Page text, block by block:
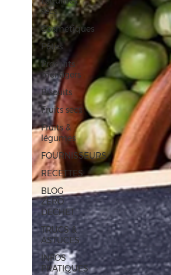
secs
Cosmétiques
Pâtes
Produits
ménagers
Biscuits
Fruits secs
Fruits &
légumes
FOURNISSEURS
RECETTES
BLOG
ZERO
DECHET
TRUCS &
ASTUCES
INFOS
PRATIQUES